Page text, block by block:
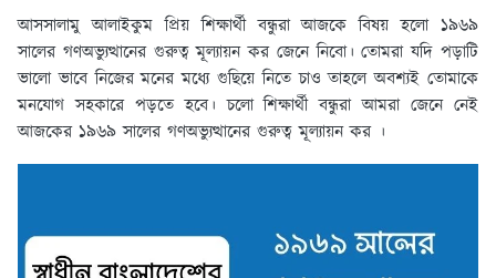
আসসালামু আলাইকুম প্রিয় শিক্ষার্থী বন্ধুরা আজকে বিষয় হলো ১৯৬৯
সালের গণঅভ্যুত্থানের গুরুত্ব মূল্যায়ন কর জেনে নিবো। তোমরা যদি পড়াটি
ভালো ভাবে নিজের মনের মধ্যে গুছিয়ে নিতে চাও তাহলে অবশ্যই তোমাকে
মনযোগ সহকারে পড়তে হবে। চলো শিক্ষার্থী বন্ধুরা আমরা জেনে নেই
আজকের ১৯৬৯ সালের গণঅভ্যুত্থানের গুরুত্ব মূল্যায়ন কর ।